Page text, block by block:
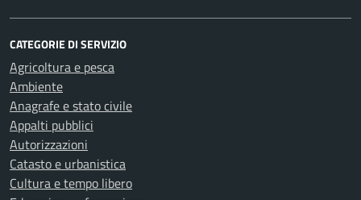
CATEGORIE DI SERVIZIO
Agricoltura e pesca
Ambiente
Anagrafe e stato civile
Appalti pubblici
Autorizzazioni
Catasto e urbanistica
Cultura e tempo libero